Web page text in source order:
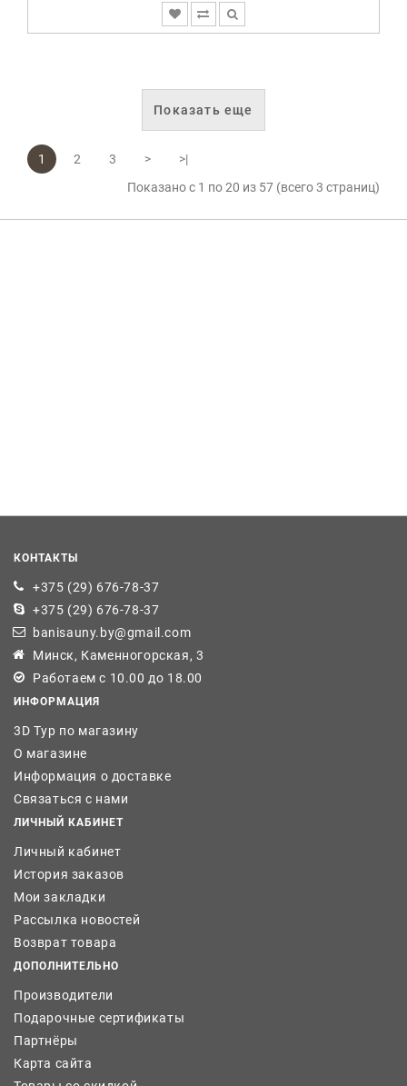
Показать еще
1 2 3 >
>|
Показано с 1 по 20 из 57 (всего 3 страниц)
КОНТАКТЫ
+375 (29) 676-78-37
+375 (29) 676-78-37
banisauny.by@gmail.com
Минск, Каменногорская, 3
Работаем с 10.00 до 18.00
ИНФОРМАЦИЯ
3D Тур по магазину
О магазине
Информация о доставке
Связаться с нами
ЛИЧНЫЙ КАБИНЕТ
Личный кабинет
История заказов
Мои закладки
Рассылка новостей
Возврат товара
ДОПОЛНИТЕЛЬНО
Производители
Подарочные сертификаты
Партнёры
Карта сайта